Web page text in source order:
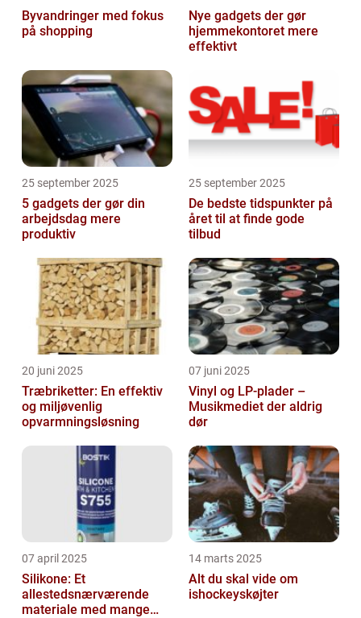
Byvandringer med fokus
på shopping
Nye gadgets der gør
hjemmekontoret mere
effektivt
25 september 2025
5 gadgets der gør din
arbejdsdag mere
produktiv
25 september 2025
De bedste tidspunkter på
året til at finde gode
tilbud
20 juni 2025
Træbriketter: En effektiv
og miljøvenlig
opvarmningsløsning
07 juni 2025
Vinyl og LP-plader –
Musikmediet der aldrig
dør
07 april 2025
Silikone: Et
allestedsnærværende
materiale med mange
14 marts 2025
Alt du skal vide om
ishockeyskøjter